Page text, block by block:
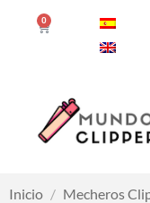
0
Inicio / Mecheros